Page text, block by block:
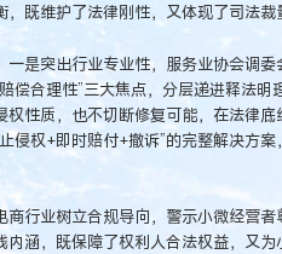
既维护了法律刚性，又体现了司法裁
是突出行业专业性，服务业协会调委
偿合理性”三大焦点，分层递进释法明
性质，也不切断修复可能，在法律底
侵权+即时赔付+撤诉”的完整解决方案
行业树立合规导向，警示小微经营者
涵，既保障了权利人合法权益，又为